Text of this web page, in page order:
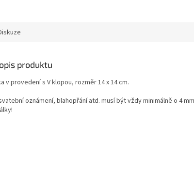
produktu
v provedení s V klopou, rozměr 14 x 14 cm.
oznámení, blahopřání atd. musí být vždy minimálně o 4